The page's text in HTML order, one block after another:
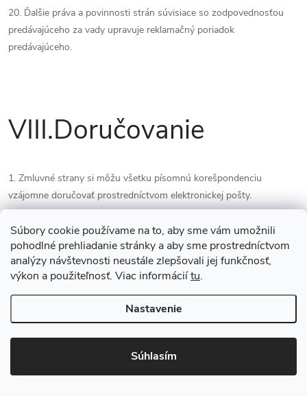
Súbory cookie používame na to, aby sme vám umožnili
pohodlné prehliadanie stránky a aby sme prostredníctvom
analýzy návštevnosti neustále zlepšovali jej funkčnosť,
výkon a použiteľnosť. Viac informáciítu.
Nastavenie
Súhlasím
20. Ďalšie práva a povinnosti strán súvisiace so zodpovednosťou
predávajúceho za vady upravuje reklamačný poriadok
predávajúceho.
VIII.Doručovanie
1. Zmluvné strany si môžu všetku písomnú korešpondenciu
vzájomne doručovať prostredníctvom elektronickej pošty.
2. Kupujúci doručuje predávajúcemu korešpondenciu na emailovú
adresu uvedenú v týchto obchodných podmienkach. Predávajúci
doručuje kupujúcemu korešpondenciu na emailovú adresu uvedenú
v jeho zákazníckom účte alebo v objednávke.
IX. Osobné údaje